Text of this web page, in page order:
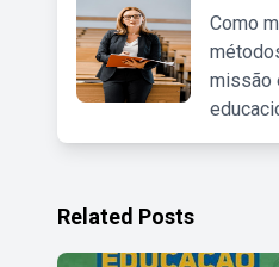
Como
missão
Related Posts